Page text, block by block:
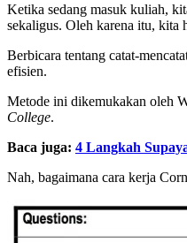
Ketika sedang masuk kuliah,
sekaligus. Oleh karena itu, kita
Berbicara tentang catat-
efisien.
Metode ini dikemukakan oleh
College.
Baca juga: 4 Langkah
Nah, bagaimana cara kerja